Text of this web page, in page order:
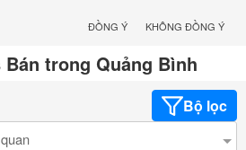
ĐỒNG Ý
KHÔNG ĐỒNG Ý
Bán trong Quảng Bình
Bộ lọc